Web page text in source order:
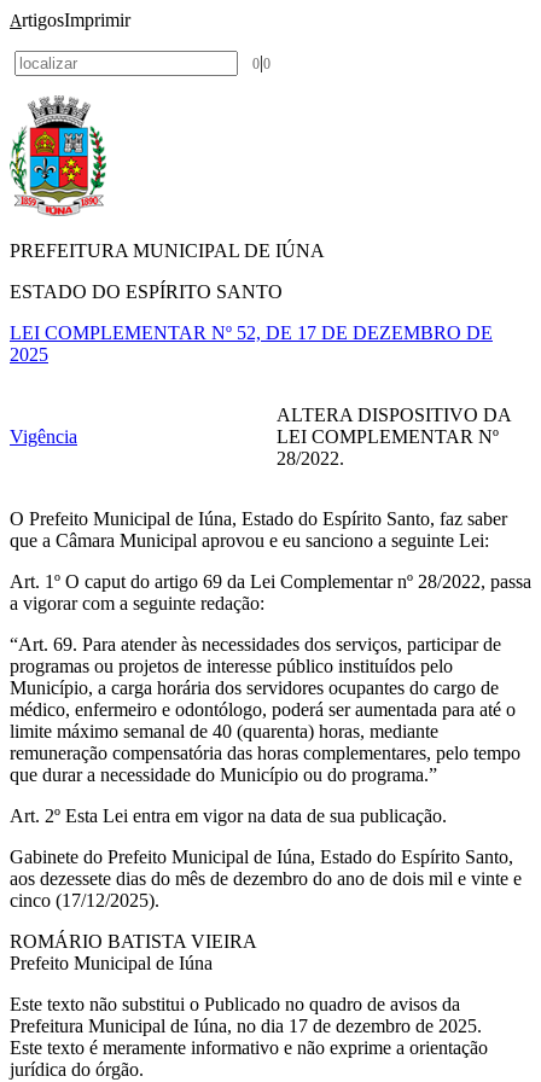
ArtigosImprimir
0|0
PREFEITURA MUNICIPAL DE IÚNA
ESTADO DO ESPÍRITO SANTO
LEI COMPLEMENTAR Nº 52, DE 17 DE DEZEMBRO DE
2025
Vigência
ALTERA DISPOSITIVO DA
LEI COMPLEMENTAR Nº
28/2022.
O Prefeito Municipal de Iúna, Estado do Espírito Santo, faz saber
que a Câmara Municipal aprovou e eu sanciono a seguinte Lei:
Art. 1º O caput do artigo 69 da Lei Complementar nº 28/2022, passa
a vigorar com a seguinte redação:
“Art. 69. Para atender às necessidades dos serviços, participar de
programas ou projetos de interesse público instituídos pelo
Município, a carga horária dos servidores ocupantes do cargo de
médico, enfermeiro e odontólogo, poderá ser aumentada para até o
limite máximo semanal de 40 (quarenta) horas, mediante
remuneração compensatória das horas complementares, pelo tempo
que durar a necessidade do Município ou do programa.”
Art. 2º Esta Lei entra em vigor na data de sua publicação.
Gabinete do Prefeito Municipal de Iúna, Estado do Espírito Santo,
aos dezessete dias do mês de dezembro do ano de dois mil e vinte e
cinco (17/12/2025).
ROMÁRIO BATISTA VIEIRA
Prefeito Municipal de Iúna
Este texto não substitui o Publicado no quadro de avisos da
Prefeitura Municipal de Iúna, no dia 17 de dezembro de 2025.
Este texto é meramente informativo e não exprime a orientação
jurídica do órgão.